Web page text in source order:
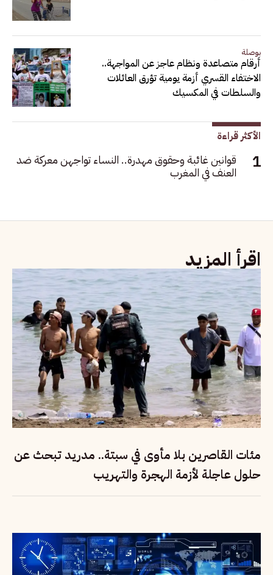
بوصلة
أرقام متصاعدة ونظام عاجز عن المواجهة..
الاختفاء القسري أزمة يومية تؤرق العائلات
والسلطات في المكسيك
الأكثر قراءة
قوانين غائبة وحقوق مهدرة.. النساء تواجهن معركة ضد
العنف في المغرب
اقرأ المزيد
مئات القاصرين بلا مأوى في سبتة.. مدريد تبحث عن
حلول عاجلة لأزمة الهجرة والتهريب